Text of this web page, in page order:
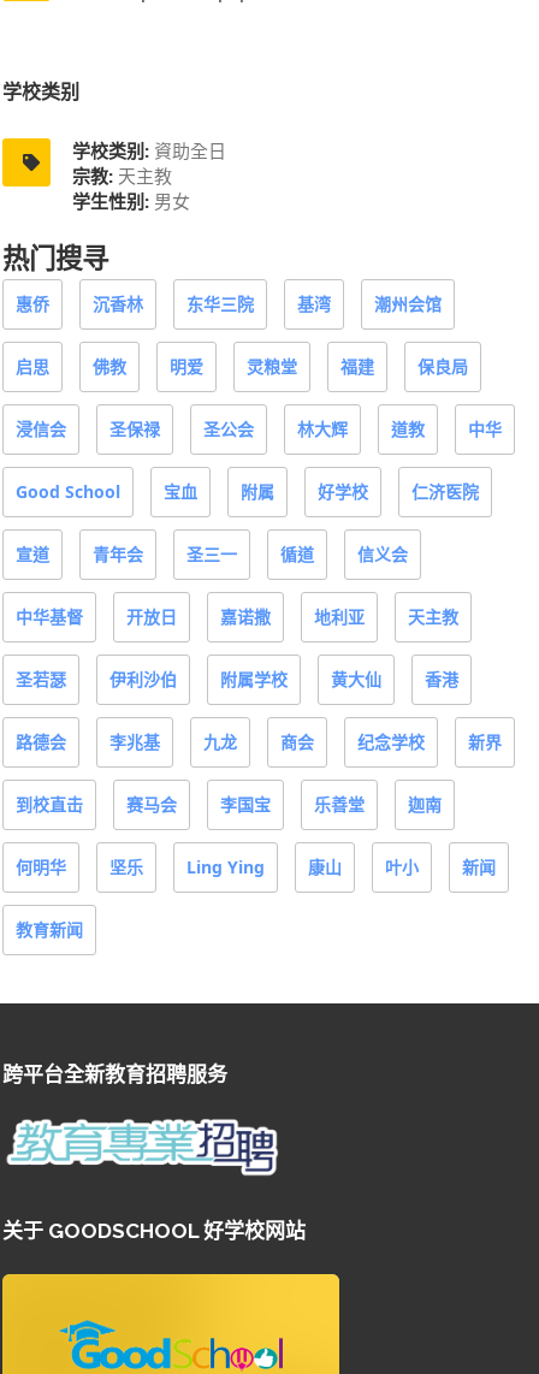
学校类别
学校类别: 資助全日
宗教: 天主教
学生性别: 男女
热门搜寻
惠侨 沉香林 东华三院 基湾 潮州会馆
启思 佛教 明爱 灵粮堂 福建 保良局
浸信会 圣保禄 圣公会 林大辉 道教 中华
Good School 宝血 附属 好学校 仁济医院
宣道 青年会 圣三一 循道 信义会
中华基督 开放日 嘉诺撒 地利亚 天主教
圣若瑟 伊利沙伯 附属学校 黄大仙 香港
路德会 李兆基 九龙 商会 纪念学校 新界
到校直击 赛马会 李国宝 乐善堂 迦南
何明华 坚乐 Ling Ying 康山 叶小 新闻
教育新闻
跨平台全新教育招聘服务
关于 GOODSCHOOL 好学校网站